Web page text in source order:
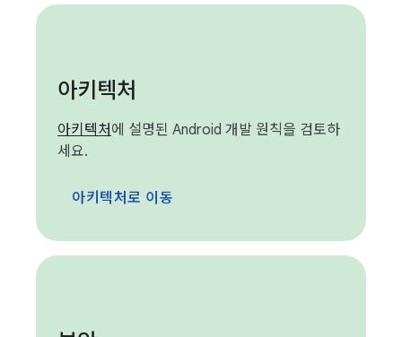
아키텍처
아키텍처 에 설명된 Android 개발 원칙을 검토하
세요.
아키텍처로 이동